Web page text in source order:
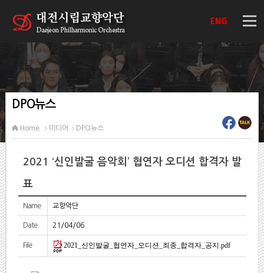
ENG
DPO뉴스
Home 미디어 DPO뉴스
2021 ‘신인발굴 음악회’ 협연자 오디션 합격자 발
표
Name 교향악단
Date 21/04/06
File 2021_신인발굴_협연자_오디션_최종_합격자_공지.pdf